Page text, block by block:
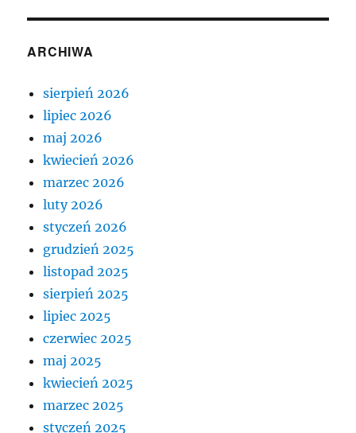
ARCHIWA
sierpień 2026
lipiec 2026
maj 2026
kwiecień 2026
marzec 2026
luty 2026
styczeń 2026
grudzień 2025
listopad 2025
sierpień 2025
lipiec 2025
czerwiec 2025
maj 2025
kwiecień 2025
marzec 2025
styczeń 2025